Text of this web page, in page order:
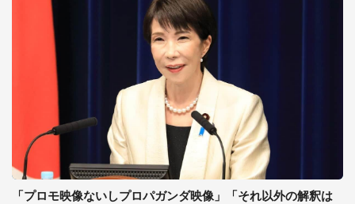
「プロモ映像ないしプロパガンダ映像」「それ以外の解釈は